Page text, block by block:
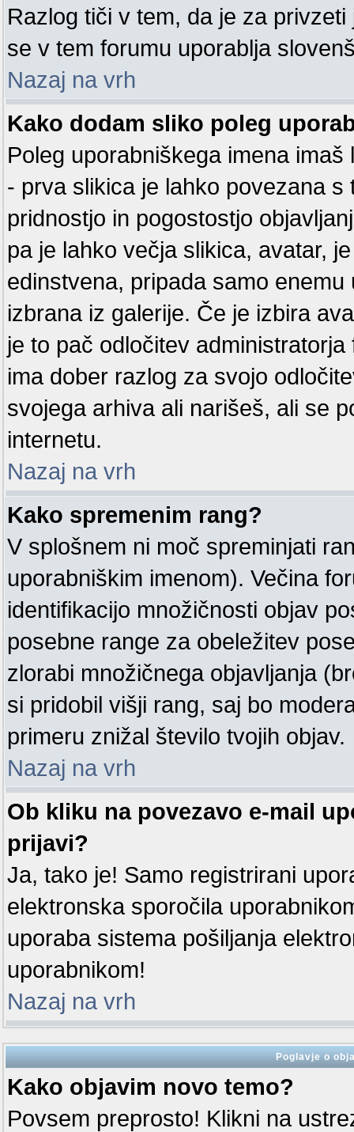
Razlog tiči v tem, da je za
se v tem forumu uporablja
Nazaj na vrh
Kako dodam sliko poleg
Poleg uporabniškega imena
- prva slikica je lahko povezana s
pridnostjo in pogostostjo
pa je lahko večja slikica, avatar,
edinstvena, pripada samo
izbrana iz galerije. Če je izbira
je to pač odločitev
ima dober razlog za svojo
svojega arhiva ali narišeš, ali se
internetu.
Nazaj na vrh
Kako spremenim rang?
V splošnem ni moč spreminjati
uporabniškim imenom). Večina
identifikacijo množičnosti objav
posebne range za obeležitev
zlorabi množičnega objavljanja
si pridobil višji rang, saj bo
primeru znižal število tvojih objav.
Nazaj na vrh
Ob kliku na povezavo e-mail
prijavi?
Ja, tako je! Samo registrirani
elektronska sporočila
uporaba sistema pošiljanja
uporabnikom!
Nazaj na vrh
Poglavje o
Kako objavim novo temo?
Povsem preprosto! Klikni na